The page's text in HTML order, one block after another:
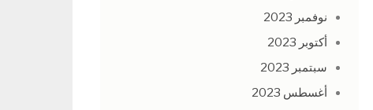
نوفمبر 2023
أكتوبر 2023
سبتمبر 2023
أغسطس 2023